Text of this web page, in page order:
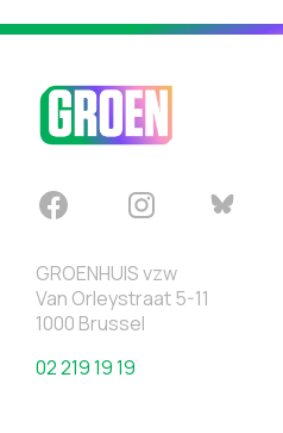
GROENHUIS vzw
Van Orleystraat 5-11
1000 Brussel
02 219 19 19